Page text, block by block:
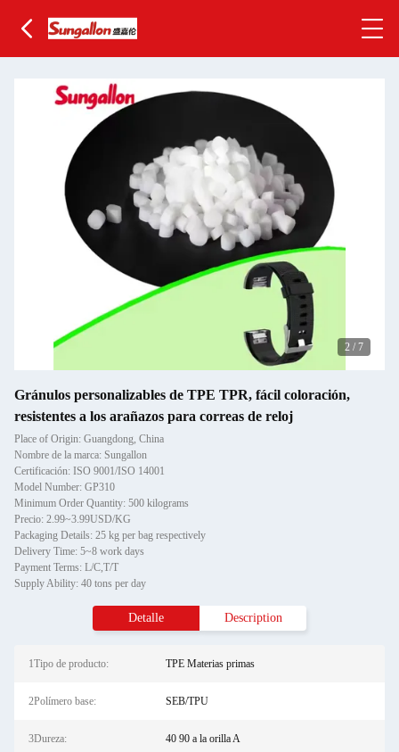
2 / 7
Gránulos personalizables de TPE TPR, fácil coloración,
resistentes a los arañazos para correas de reloj
Place of Origin: Guangdong, China
Nombre de la marca: Sungallon
Certificación: ISO 9001/ISO 14001
Model Number: GP310
Minimum Order Quantity: 500 kilograms
Precio: 2.99~3.99USD/KG
Packaging Details: 25 kg per bag respectively
Delivery Time: 5~8 work days
Payment Terms: L/C,T/T
Supply Ability: 40 tons per day
Detalle Description
1Tipo de producto: TPE Materias primas
2Polímero base: SEB/TPU
3Dureza: 40 90 a la orilla A